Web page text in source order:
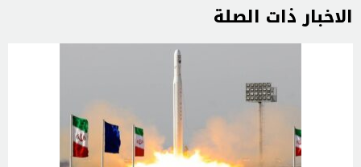
الاخبار ذات الصلة